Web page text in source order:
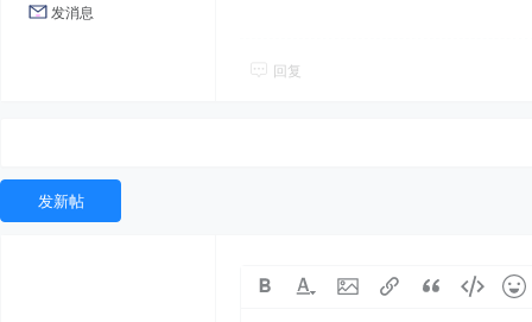
发消息
回复
发新帖